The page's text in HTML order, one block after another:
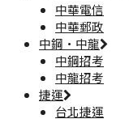
中華電信
中華郵政
中鋼·中龍
中鋼招考
中龍招考
捷運
台北捷運